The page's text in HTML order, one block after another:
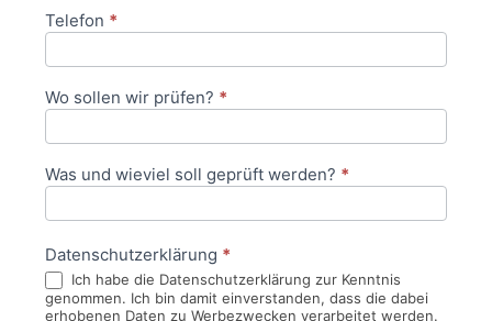
Telefon *
Wo sollen wir prüfen? *
Was und wieviel soll geprüft werden? *
Datenschutzerklärung *
Ich habe die Datenschutzerklärung zur Kenntnis
genommen. Ich bin damit einverstanden, dass die dabei
erhobenen Daten zu Werbezwecken verarbeitet werden.